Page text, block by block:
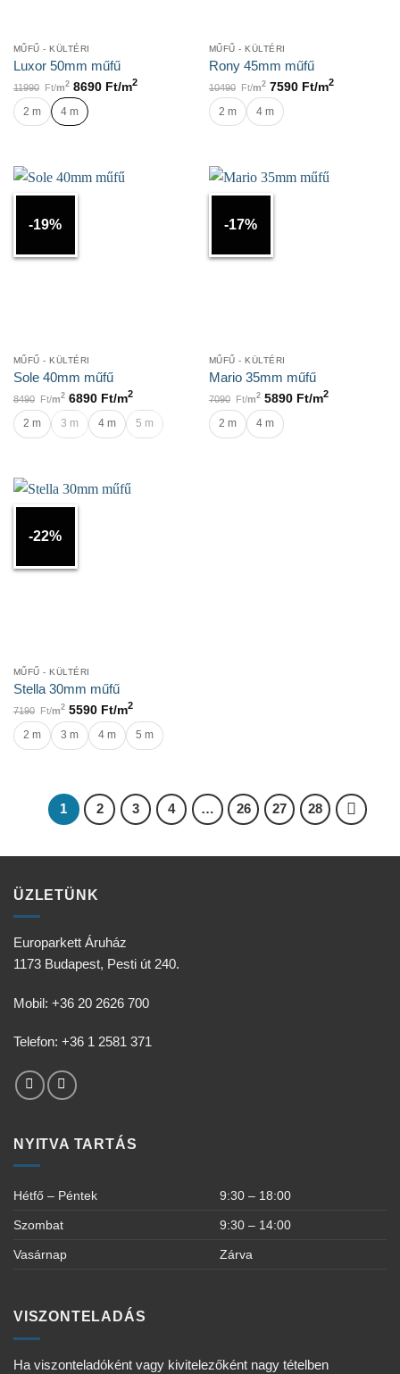
MŰFŰ - KÜLTÉRI
Luxor 50mm műfű
11990 Ft/m28690 Ft/m2
2 m 4 m
MŰFŰ - KÜLTÉRI
Rony 45mm műfű
10490 Ft/m27590 Ft/m2
2 m 4 m
-19%
MŰFŰ - KÜLTÉRI
Sole 40mm műfű
8490 Ft/m26890 Ft/m2
2 m 3 m 4 m 5 m
-17%
MŰFŰ - KÜLTÉRI
Mario 35mm műfű
7090 Ft/m25890 Ft/m2
2 m 4 m
-22%
MŰFŰ - KÜLTÉRI
Stella 30mm műfű
7190 Ft/m25590 Ft/m2
2 m 3 m 4 m 5 m
1 2 3 4 … 26 27 28
ÜZLETÜNK
Europarkett Áruház
1173 Budapest, Pesti út 240.
Mobil: +36 20 2626 700
Telefon: +36 1 2581 371
NYITVA TARTÁS
Hétfő – Péntek 9:30 – 18:00
Szombat 9:30 – 14:00
Vasárnap Zárva
VISZONTELADÁS
Ha viszonteladóként vagy kivitelezőként nagy tételben